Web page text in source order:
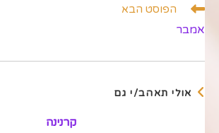
הפוסט הבא
אמבר
אולי תאהב/י גם
קרנינה